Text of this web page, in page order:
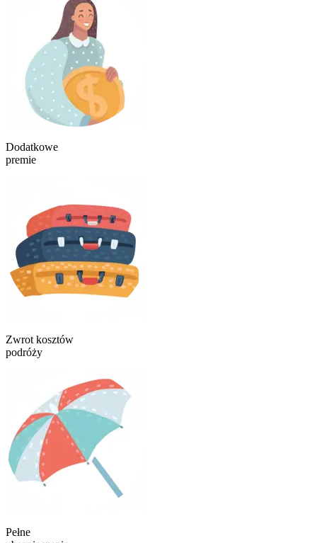
Dodatkowe
premie
Zwrot kosztów
podróży
Pełne